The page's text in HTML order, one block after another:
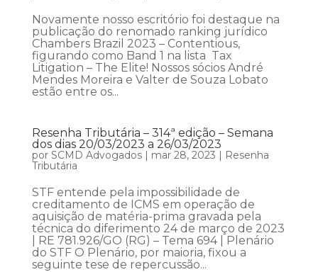
Novamente nosso escritório foi destaque na
publicação do renomado ranking jurídico
Chambers Brazil 2023 – Contentious,
figurando como Band 1 na lista Tax
Litigation – The Elite! Nossos sócios André
Mendes Moreira e Valter de Souza Lobato
estão entre os...
Resenha Tributária – 314ª edição – Semana
dos dias 20/03/2023 a 26/03/2023
por SCMD Advogados| mar 28, 2023 | Resenha
Tributária
STF entende pela impossibilidade de
creditamento de ICMS em operação de
aquisição de matéria-prima gravada pela
técnica do diferimento 24 de março de 2023
| RE 781.926/GO (RG) – Tema 694 | Plenário
do STF O Plenário, por maioria, fixou a
seguinte tese de repercussão...